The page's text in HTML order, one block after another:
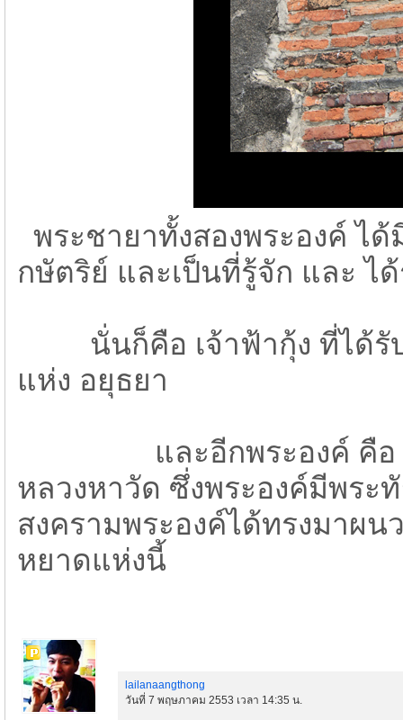
พระชายาทั้งสองพระองค์ ไ
กษัตริย์ และเป็นที่รู้จัก และ ไ
นั่นก็คือ เจ้าฟ้ากุ้ง ที่ได้รับ
แห่ง อยุธยา
และอีกพระองค์ คือ เจ้
หลวงหาวัด ซึ่งพระองค์มีพระ
สงครามพระองค์ได้ทรงมาผ
หยาดแห่งนี้
lailanaangthong
วันที่ 7 พฤษภาคม 2553 เวลา 14:35 น.